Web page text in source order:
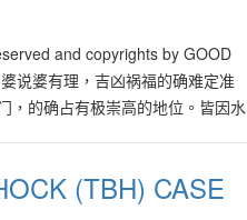
and copyrights by GOOD
说婆有理，吉凶祸福的确难定准
，的确占有极崇高的地位。皆因水
, 十二支水法,黄泉水法,八矅星水
(TBH) CASE